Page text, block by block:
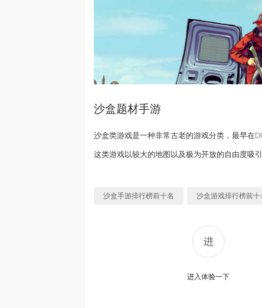
沙盒题材手游
沙盒类游戏是一种非常古老的游戏分类，最早在
这类游戏以较大的地图以及极为开放的自由度吸
沙盒手游排行榜前十名 沙盒游戏排行榜前十
进入体验一下